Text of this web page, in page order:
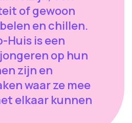
of gewoon
en chillen.
Huis is een
op hun
zijn en
waar ze mee
elkaar kunnen